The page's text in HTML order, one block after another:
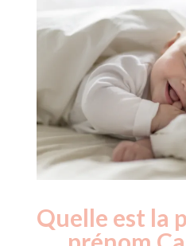
Quelle est la
Année
Nouveaux-
nés